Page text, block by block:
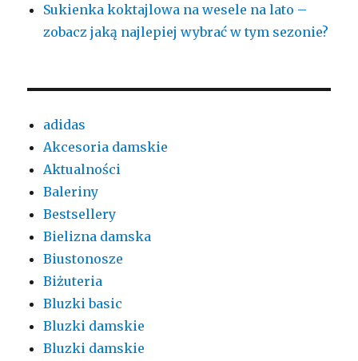
Sukienka koktajlowa na wesele na lato –
zobacz jaką najlepiej wybrać w tym sezonie?
adidas
Akcesoria damskie
Aktualności
Baleriny
Bestsellery
Bielizna damska
Biustonosze
Biżuteria
Bluzki basic
Bluzki damskie
Bluzki damskie